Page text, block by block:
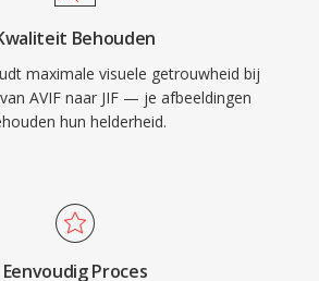
Behouden
maximale visuele getrouwheid bij
AVIF naar JIF — je afbeeldingen
hun helderheid.
Eenvoudig Proces